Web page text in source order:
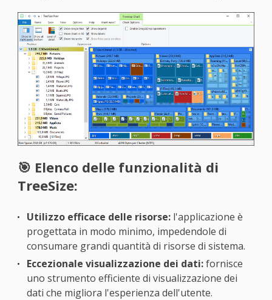
🎯 Elenco delle funzionalità di
TreeSize:
Utilizzo efficace delle risorse:l'applicazione è
progettata in modo minimo, impedendole di
consumare grandi quantità di risorse di sistema.
Eccezionale visualizzazione dei dati:fornisce
uno strumento efficiente di visualizzazione dei
dati che migliora l'esperienza dell'utente.